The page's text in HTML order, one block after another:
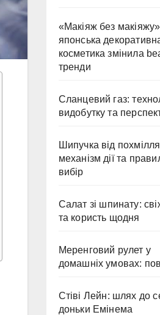
«Макіяж без
японська
косметика змінила
тренди
Сланцевий газ:
видобутку та
Шипучка від
механізм дії та
вибір
Салат зі шпинату:
та користь щодня
Меренговий рулет у
домашніх умовах:
Стіві Лейн: шлях до
доньки Емінема